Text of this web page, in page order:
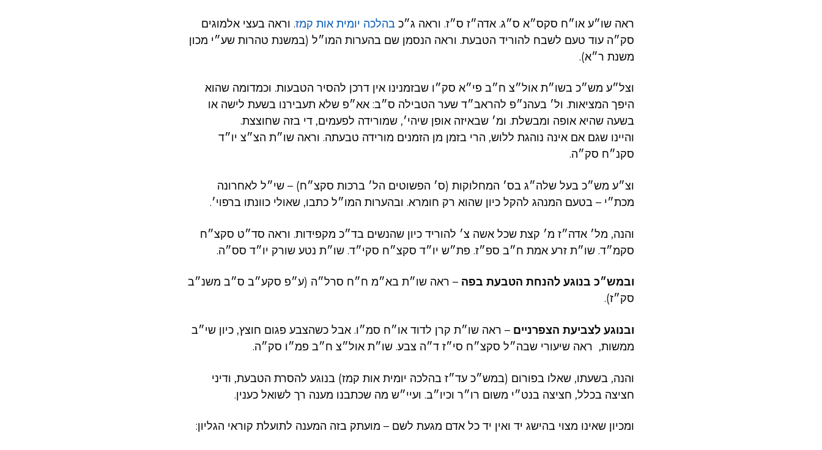
ראה שו״ע או״ח סקס״א ס״ג. אדה״ז ס״ז. וראה ג״כ בהלכה יומית אות קמז. וראה בעצי אלמוגים
סק״ה עוד טעם לשבח להוריד הטבעת. וראה הנסמן שם בהערות המו״ל (במשנת טהרות שע״י מכון
משנת ר״א).
וצל״ע מש״כ בשו״ת אול״צ ח״ב פי״א סק״ו שבזמנינו אין דרכן להסיר הטבעות. וכמדומה שהוא
היפך המציאות. ול׳ בעהנ״פ להראב״ד שער הטבילה ס״ב: אא״פ שלא תעבירנו בשעת לישה או
בשעה שהיא אופה ומבשלת. ומ׳ שבאיזה אופן שיהי׳, שמורידה לפעמים, די בזה שחוצצת.
והיינו שגם אם אינה נוהגת ללוש, הרי בזמן מן הזמנים מורידה טבעתה. וראה שו״ת הצ״צ יו״ד
סקנ״ח סק״ה.
וצ״ע מש״כ בעל שלה״ג בס׳ המחלוקות (ס׳ הפשוטים הל׳ ברכות סקצ״ח) – שי״ל לאחרונה
מכת״י – בטעם המנהג להקל כיון שהוא רק חומרא. ובהערות המו״ל כתבו, שאולי כוונתו ברפוי׳.
והנה, מל׳ אדה״ז מ׳ קצת שכל אשה צ׳ להוריד כיון שהנשים בד״כ מקפידות. וראה סד״ט סקצ״ח
סקמ״ד. שו״ת זרע אמת ח״ב ספ״ז. פת״ש יו״ד סקצ״ח סקי״ד. שו״ת נטע שורק יו״ד סס״ה.
ובמש״כ בנוגע להנחת הטבעת בפה – ראה שו״ת בא״מ ח״ח סרל״ה (ע״פ סקע״ב ס״ב משנ״ב
סק״ז).
ובנוגע לצביעת הצפרניים – ראה שו״ת קרן לדוד או״ח סמ״ו. אבל כשהצבע פגום חוצץ, כיון שי״ב
ממשות, ראה שיעורי שבה״ל סקצ״ח סי״ז ד״ה צבע. שו״ת אול״צ ח״ב פמ״ו סק״ה.
והנה, בשעתו, שאלו בפורום (במש״כ עד״ז בהלכה יומית אות קמז) בנוגע להסרת הטבעת, ודיני
חציצה בכלל, חציצה בנט״י משום רו״ר וכיו״ב. ועיי״ש מה שכתבנו מענה רך לשואל כענין.
ומכיון שאינו מצוי בהישג יד ואין יד כל אדם מגעת לשם – מועתק בזה המענה לתועלת קוראי הגליון: